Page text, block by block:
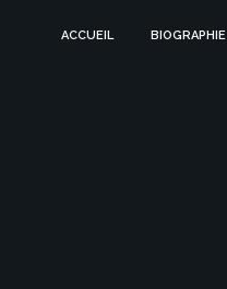
ACCUEIL BIOGRAPHIE